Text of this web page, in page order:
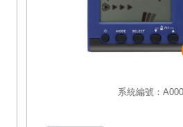
系統編號：